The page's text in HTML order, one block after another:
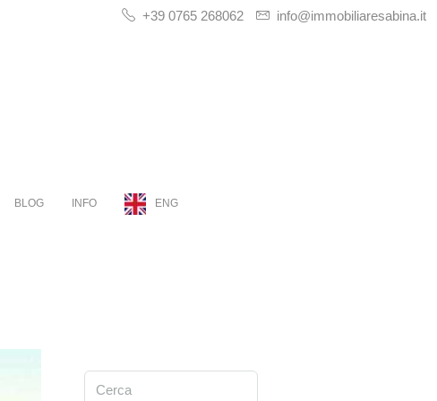
+39 0765 268062 info@immobiliaresabina.it
BLOG INFO ENG